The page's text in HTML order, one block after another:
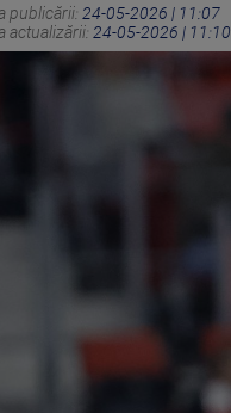
publicării: 24-05-2026 | 11:07
actualizării: 24-05-2026 | 11:10